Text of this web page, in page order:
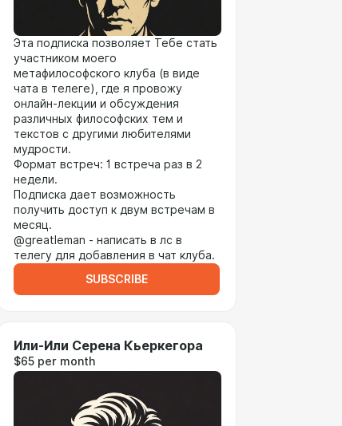
Эта подписка позволяет Тебе стать
участником моего
метафилософского клуба (в виде
чата в телеге), где я провожу
онлайн-лекции и обсуждения
различных философских тем и
текстов с другими любителями
мудрости.
Формат встреч: 1 встреча раз в 2
недели.
Подписка дает возможность
получить доступ к двум встречам в
месяц.
@greatleman - написать в лс в
телегу для добавления в чат клуба.
SUBSCRIBE
Или-Или Серена Кьеркегора
$65 per month